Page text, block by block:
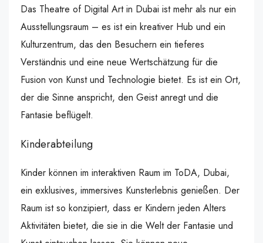
Das Theatre of Digital Art in Dubai ist mehr als nur ein
Ausstellungsraum – es ist ein kreativer Hub und ein
Kulturzentrum, das den Besuchern ein tieferes
Verständnis und eine neue Wertschätzung für die
Fusion von Kunst und Technologie bietet. Es ist ein Ort,
der die Sinne anspricht, den Geist anregt und die
Fantasie beflügelt.
Kinderabteilung
Kinder können im interaktiven Raum im ToDA, Dubai,
ein exklusives, immersives Kunsterlebnis genießen. Der
Raum ist so konzipiert, dass er Kindern jeden Alters
Aktivitäten bietet, die sie in die Welt der Fantasie und